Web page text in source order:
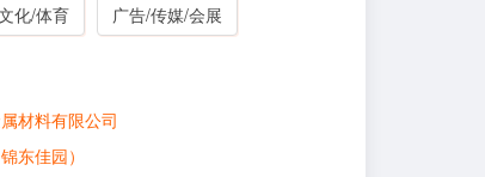
化/体育 广告/传媒/会展
材料有限公司
东佳园）